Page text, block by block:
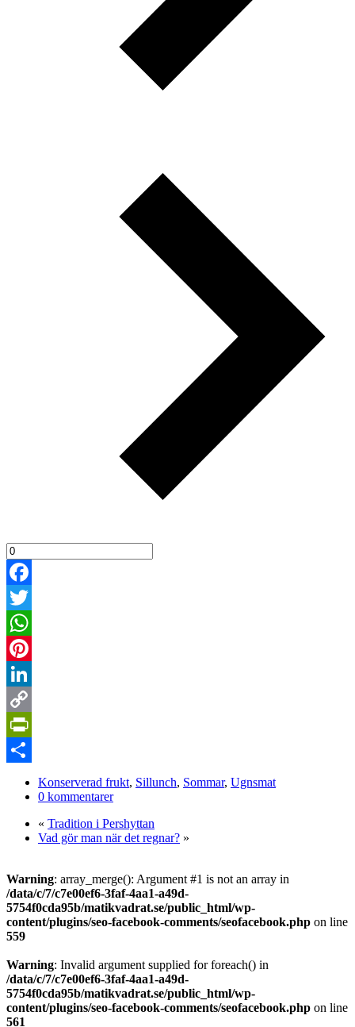
Facebook
Twitter
WhatsApp
Pinterest
LinkedIn
Copy
Link
PrintFriendly
Konserverad frukt, Sillunch, Sommar, Ugnsmat
0 kommentarer
« Tradition i Pershyttan
Vad gör man när det regnar? »
Warning: array_merge(): Argument #1 is not an array in
/data/c/7/c7e00ef6-3faf-4aa1-a49d-
5754f0cda95b/matikvadrat.se/public_html/wp-
content/plugins/seo-facebook-comments/seofacebook.php on line
559
Warning: Invalid argument supplied for foreach() in
/data/c/7/c7e00ef6-3faf-4aa1-a49d-
5754f0cda95b/matikvadrat.se/public_html/wp-
content/plugins/seo-facebook-comments/seofacebook.php on line
561